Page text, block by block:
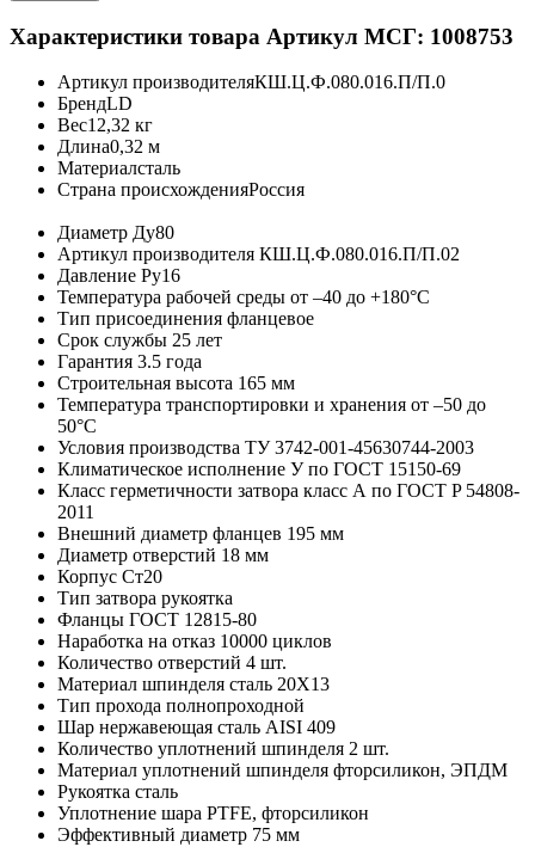
Характеристики товара Артикул МСГ: 1008753
Артикул производителяКШ.Ц.Ф.080.016.П/П.0
БрендLD
Вес12,32 кг
Длина0,32 м
Материалсталь
Страна происхожденияРоссия
Диаметр Ду80
Артикул производителя КШ.Ц.Ф.080.016.П/П.02
Давление Ру16
Температура рабочей среды от –40 до +180°C
Тип присоединения фланцевое
Срок службы 25 лет
Гарантия 3.5 года
Строительная высота 165 мм
Температура транспортировки и хранения от –50 до
50°C
Условия производства ТУ 3742-001-45630744-2003
Климатическое исполнение У по ГОСТ 15150-69
Класс герметичности затвора класс А по ГОСТ P 54808-
2011
Внешний диаметр фланцев 195 мм
Диаметр отверстий 18 мм
Корпус Ст20
Тип затвора рукоятка
Фланцы ГОСТ 12815-80
Наработка на отказ 10000 циклов
Количество отверстий 4 шт.
Материал шпинделя сталь 20Х13
Тип прохода полнопроходной
Шар нержавеющая сталь AISI 409
Количество уплотнений шпинделя 2 шт.
Материал уплотнений шпинделя фторсиликон, ЭПДМ
Рукоятка сталь
Уплотнение шара PTFE, фторсиликон
Эффективный диаметр 75 мм